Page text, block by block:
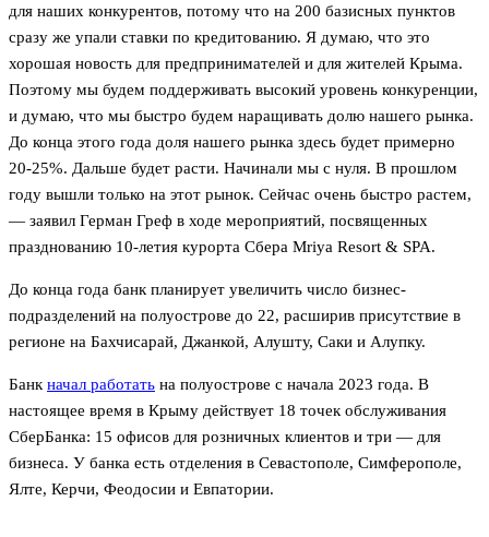
для наших конкурентов, потому что на 200 базисных пунктов
сразу же упали ставки по кредитованию. Я думаю, что это
хорошая новость для предпринимателей и для жителей Крыма.
Поэтому мы будем поддерживать высокий уровень конкуренции,
и думаю, что мы быстро будем наращивать долю нашего рынка.
До конца этого года доля нашего рынка здесь будет примерно
20-25%. Дальше будет расти. Начинали мы с нуля. В прошлом
году вышли только на этот рынок. Сейчас очень быстро растем,
— заявил Герман Греф в ходе мероприятий, посвященных
празднованию 10-летия курорта Сбера Mriya Resort & SPA.
До конца года банк планирует увеличить число бизнес-
подразделений на полуострове до 22, расширив присутствие в
регионе на Бахчисарай, Джанкой, Алушту, Саки и Алупку.
Банк начал работать на полуострове с начала 2023 года. В
настоящее время в Крыму действует 18 точек обслуживания
СберБанка: 15 офисов для розничных клиентов и три — для
бизнеса. У банка есть отделения в Севастополе, Симферополе,
Ялте, Керчи, Феодосии и Евпатории.